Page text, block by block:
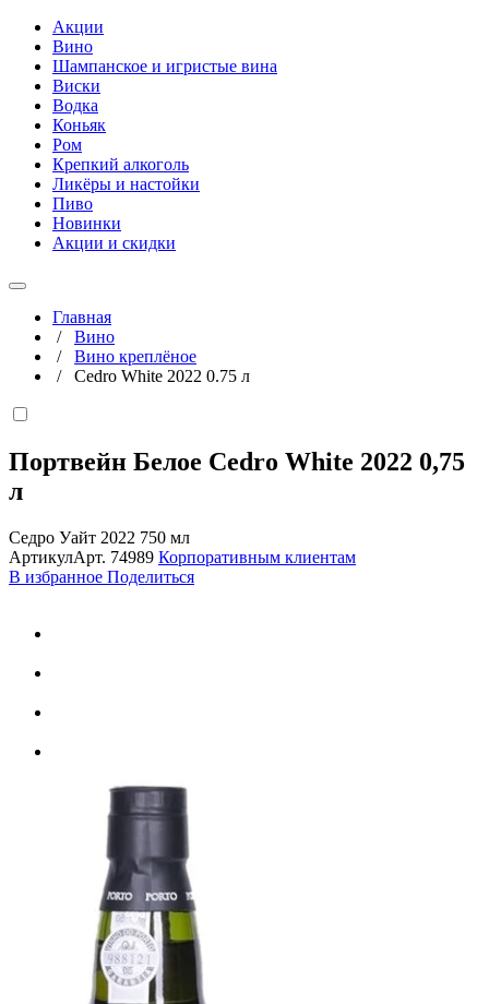
Акции
Вино
Шампанское и игристые вина
Виски
Водка
Коньяк
Ром
Крепкий алкоголь
Ликёры и настойки
Пиво
Новинки
Акции и скидки
Главная
/ Вино
/ Вино креплёное
/ Cedro White 2022 0.75 л
Портвейн Белое Cedro White 2022 0,75
л
Седро Уайт 2022 750 мл
АртикулАрт. 74989 Корпоративным клиентам
В избранное Поделиться